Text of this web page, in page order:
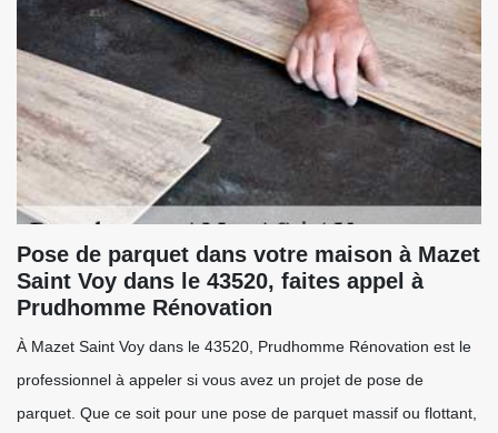
Pose de parquet dans votre maison à Mazet
Saint Voy dans le 43520, faites appel à
Prudhomme Rénovation
À Mazet Saint Voy dans le 43520, Prudhomme Rénovation est le
professionnel à appeler si vous avez un projet de pose de
parquet. Que ce soit pour une pose de parquet massif ou flottant,